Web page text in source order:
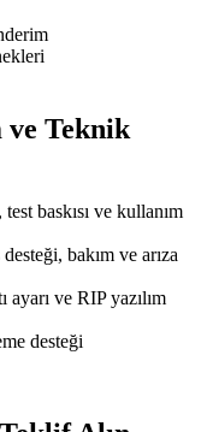
Teknik
baskısı ve kullanım
bakım ve arıza
ve RIP yazılım
desteği